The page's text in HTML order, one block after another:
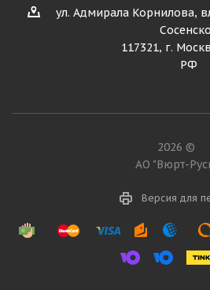
ул. Адмирала Корнилова,
117321, г.
РФ
2026 ©
АО "Вюрт-
Версия для